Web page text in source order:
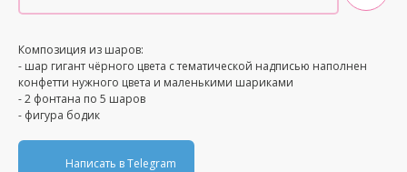
Композиция из шаров:
- шар гигант чёрного цвета с тематической надписью наполнен
конфетти нужного цвета и маленькими шариками
- 2 фонтана по 5 шаров
- фигура бодик
Написать в Telegram